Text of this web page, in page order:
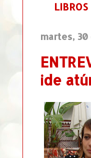
LIBROS
martes,
¡de